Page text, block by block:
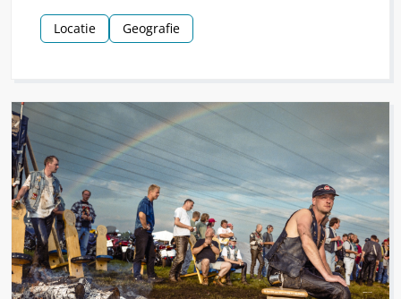
Dwingelderveld. Het dorp ontstond rond de
middeleeuwen.
Locatie Geografie